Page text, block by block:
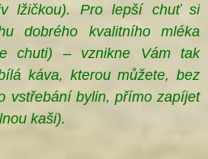
lžičkou). Pro lepší chuť si
dobrého kvalitního mléka
chuti) – vznikne Vám tak
káva, kterou můžete, bez
vstřebání bylin, přímo zapíjet
kaši).